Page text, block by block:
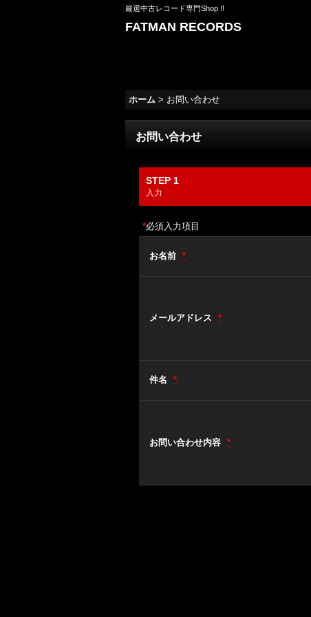
厳選中古レコード専門Shop !!
FATMAN RECORDS
ホーム > お問い合わせ
お問い合わせ
STEP 1
入力
*必須入力項目
お名前 *
メールアドレス *
件名 *
お問い合わせ内容 *